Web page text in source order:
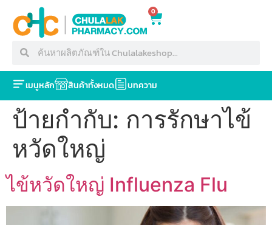
0
เมนูหลัก สินค้าทั้งหมด บทความ
ป้ายกำกับ: การรักษาไข้
หวัดใหญ่
ไข้หวัดใหญ่ Influenza Flu